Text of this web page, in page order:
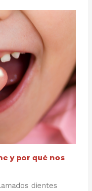
y por qué nos
dientes